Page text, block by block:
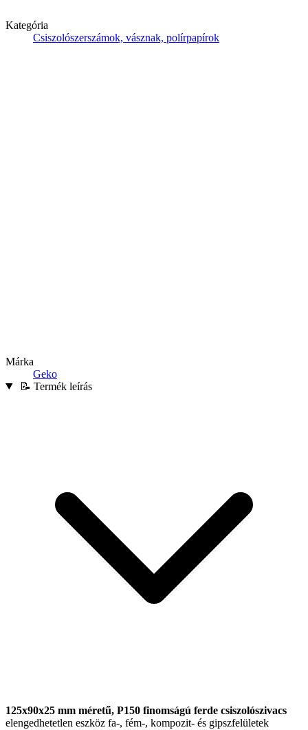
Kategória
Csiszolószerszámok, vásznak, polírpapírok
Márka
Geko
📝 Termék leírás
125x90x25 mm méretű, P150 finomságú ferde csiszolószivacs
elengedhetetlen eszköz fa-, fém-, kompozit- és gipszfelületek